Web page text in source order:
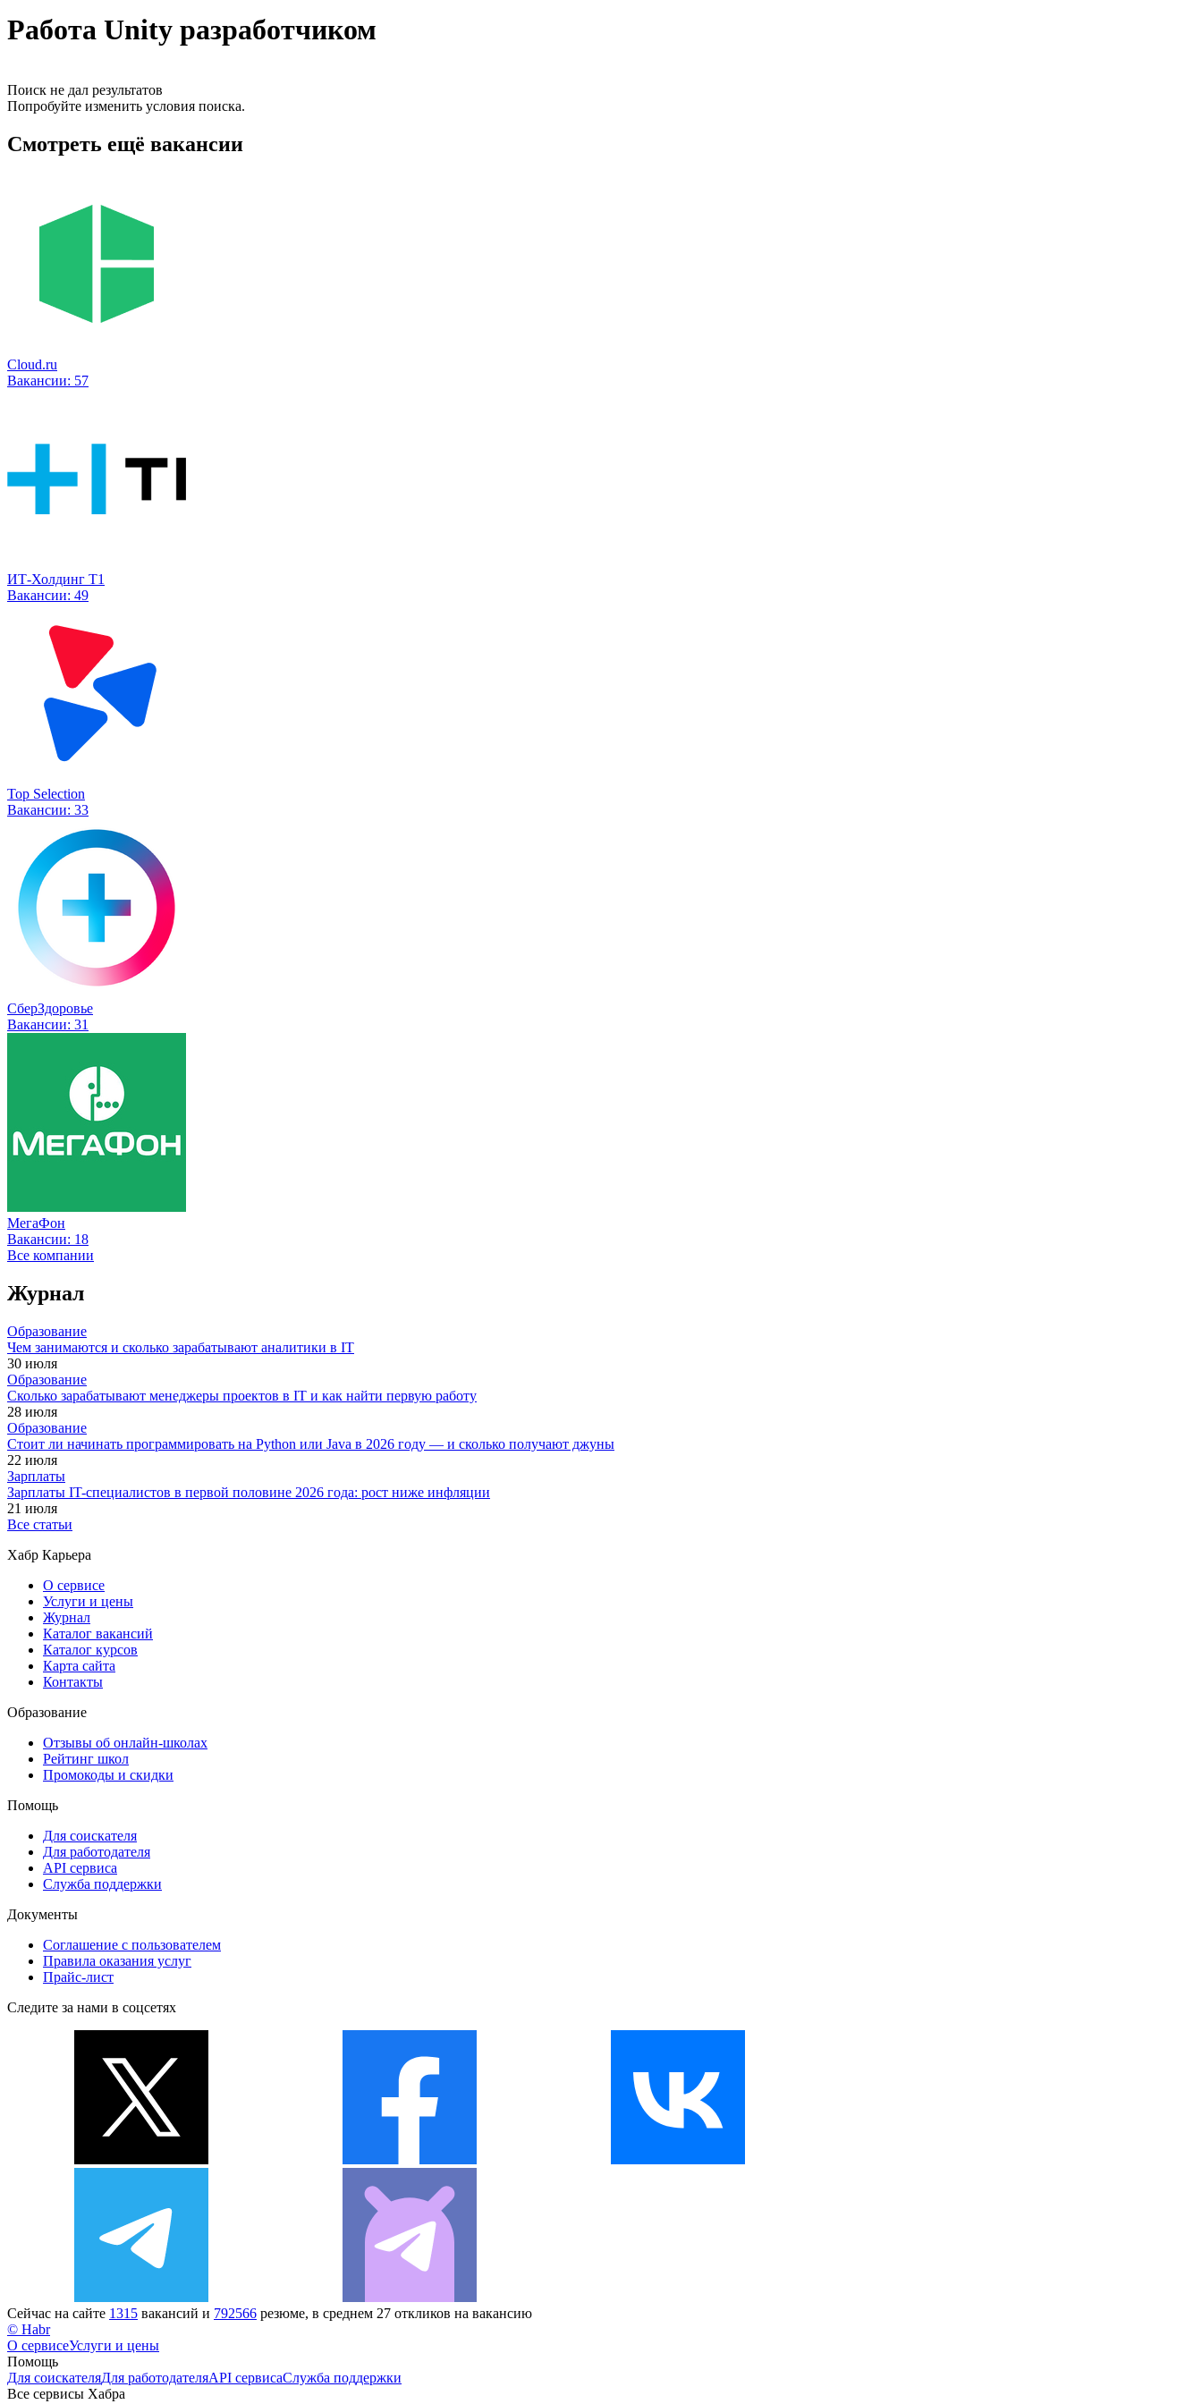
Работа Unity разработчиком
Поиск не дал результатов
Попробуйте изменить условия поиска.
Смотреть ещё вакансии
Cloud.ru
Вакансии: 57
ИТ-Холдинг Т1
Вакансии: 49
Top Selection
Вакансии: 33
СберЗдоровье
Вакансии: 31
МегаФон
Вакансии: 18
Все компании
Журнал
Образование
Чем занимаются и сколько зарабатывают аналитики в IT
30 июля
Образование
Сколько зарабатывают менеджеры проектов в IT и как найти первую работу
28 июля
Образование
Стоит ли начинать программировать на Python или Java в 2026 году — и сколько получают джуны
22 июля
Зарплаты
Зарплаты IT-специалистов в первой половине 2026 года: рост ниже инфляции
21 июля
Все статьи
Хабр Карьера
О сервисе
Услуги и цены
Журнал
Каталог вакансий
Каталог курсов
Карта сайта
Контакты
Образование
Отзывы об онлайн-школах
Рейтинг школ
Промокоды и скидки
Помощь
Для соискателя
Для работодателя
API сервиса
Служба поддержки
Документы
Соглашение с пользователем
Правила оказания услуг
Прайс-лист
Следите за нами в соцсетях
Сейчас на сайте 1315 вакансий и 792566 резюме, в среднем 27 откликов на вакансию
© Habr
О сервисеУслуги и цены
Помощь
Для соискателяДля работодателяAPI сервисаСлужба поддержки
Все сервисы Хабра